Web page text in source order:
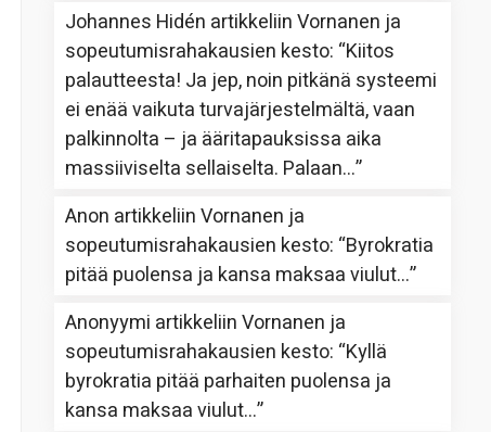
Johannes Hidén artikkeliinVornanen ja
sopeutumisrahakausien kesto: “Kiitos
palautteesta! Ja jep, noin pitkänä systeemi
ei enää vaikuta turvajärjestelmältä, vaan
palkinnolta – ja ääritapauksissa aika
massiiviselta sellaiselta. Palaan…”
Anon artikkeliinVornanen ja
sopeutumisrahakausien kesto: “Byrokratia
pitää puolensa ja kansa maksaa viulut…”
Anonyymi artikkeliinVornanen ja
sopeutumisrahakausien kesto: “Kyllä
byrokratia pitää parhaiten puolensa ja
kansa maksaa viulut…”